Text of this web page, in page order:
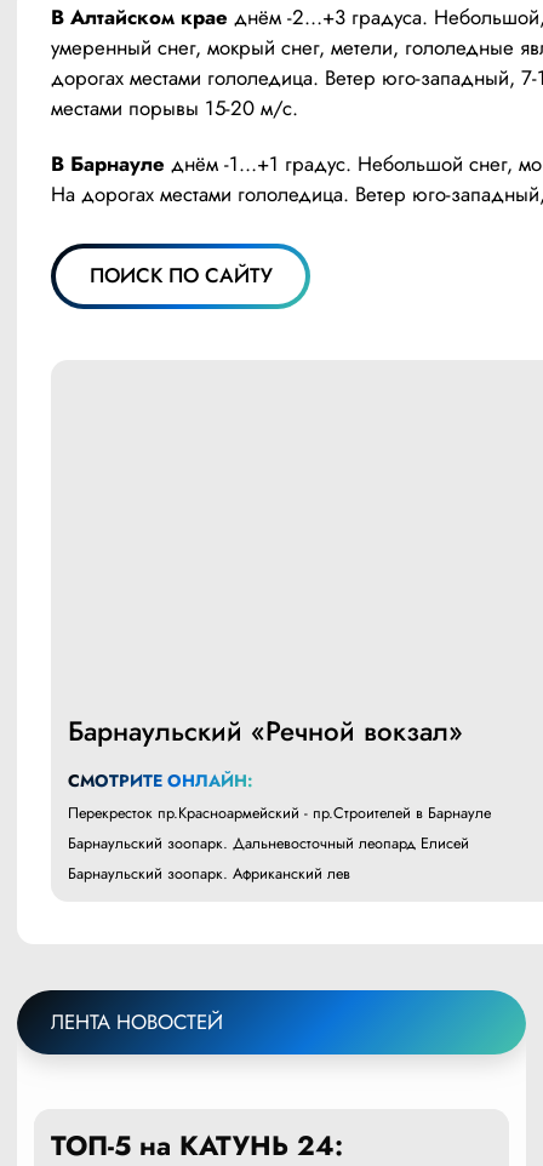
В Алтайском крае днём -2…+3 градуса.
умеренный снег, мокрый снег, метели, гололедные
дорогах местами гололедица. Ветер юго-западный,
местами порывы 15-20 м/с.
В Барнауле днём -1…+1 градус. Небольшой снег,
На дорогах местами гололедица. Ветер юго-
ПОИСК ПО САЙТУ
Барнаульский «Речной вокзал»
СМОТРИТЕ ОНЛАЙН:
Перекресток пр.Красноармейский - пр.Строителей в Барнауле
Барнаульский зоопарк. Дальневосточный леопард Елисей
Барнаульский зоопарк. Африканский лев
ЛЕНТА НОВОСТЕЙ
ТОП-5 на КАТУНЬ 24: